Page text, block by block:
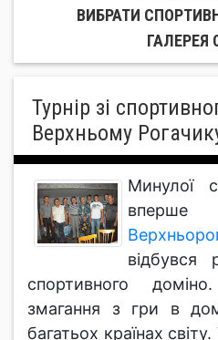
ВИБРАТИ
ГАЛЕРЕЯ
Турнір зі
Верхньому
Минулої
відбувся
спортивного
змагання з гри в
багатьох країнах